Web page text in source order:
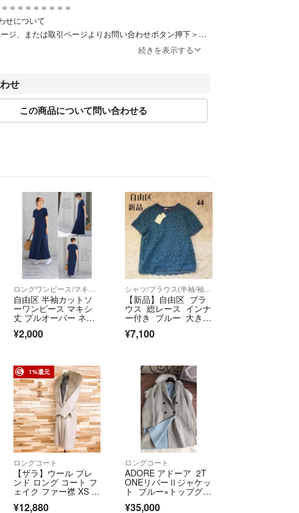
＝＝＝＝＝＝＝＝
せについて
ジ、または取引ページよりお問い合わせボタン押下＞問
いて
マの規約に則り営業させて頂いております。
ついて
社が運営する実店舗でも並行販売もしておりますので、
場合でも在庫確認のタイムラグにより商品が欠品する場
す。在庫状況については、細心の注意を払っております
が発生した場合、ご購入をキャンセルとさせていただく
ます。
庫をご案内するよう心がけておりますがご理解ください
い申しあげます。
細心の注意を払っておりますが、展示・保管状態により
傷などが発生する場合がございます。
態は1点1点、傷・汚れなどの状態チェックをし、状態の記
記載を心がけておりますが、目に見えない部分の劣化が進
げます。
＝＝＝＝＝＝＝＝
番号
員会許可 第307732117178号
発行事業者登録番号
＝＝＝＝＝＝＝＝
ウントはラクマ公式パートナーのREXT株式会社によっ
います。
続きを表示する
せ
この商品について問い合わせる
自由区 半袖カットソ
ーワンピース マキシ
丈 プルオーバー ネイ
ビー 40 Ｌ 夏
¥2,000
【新品】自由区 ブラ
ウス 総レース インナ
ー付き ブルー 大きい
サイズ
¥7,100
1%還元
ロングコート
【ザラ】ウール ブレ
ンド ロング コート フ
ェイク ファー襟 XS ベ
¥12,880
ロングコート
ADORE アドーア 2T
ONEリバーⅡジャケッ
ト ブルー×トップグレ
¥35,000